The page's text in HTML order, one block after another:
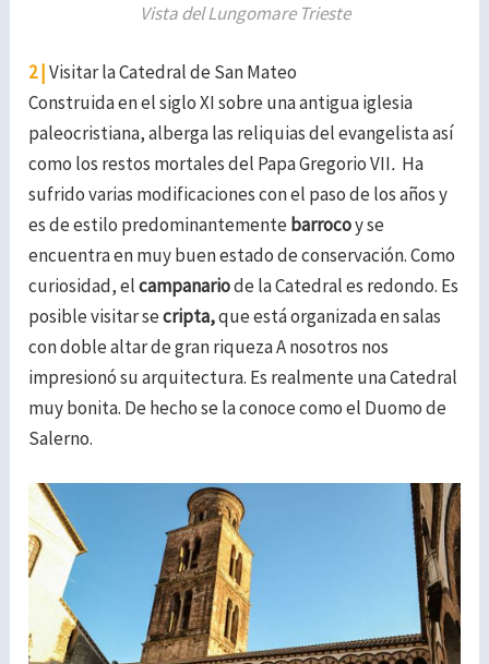
Vista del Lungomare Trieste
2 |Visitar la Catedral de San Mateo
Construida en el siglo XI sobre una antigua iglesia
paleocristiana, alberga las reliquias del evangelista así
como los restos mortales del Papa Gregorio VII. Ha
sufrido varias modificaciones con el paso de los años y
es de estilo predominantemente barrocoy se
encuentra en muy buen estado de conservación.Como
curiosidad, elcampanariode la Catedral es redondo. Es
posible visitar secripta,que está organizada en salas
con doble altar de gran riquezaA nosotros nos
impresionó su arquitectura. Es realmente una Catedral
muy bonita. De hecho se la conoce como el Duomo de
Salerno.